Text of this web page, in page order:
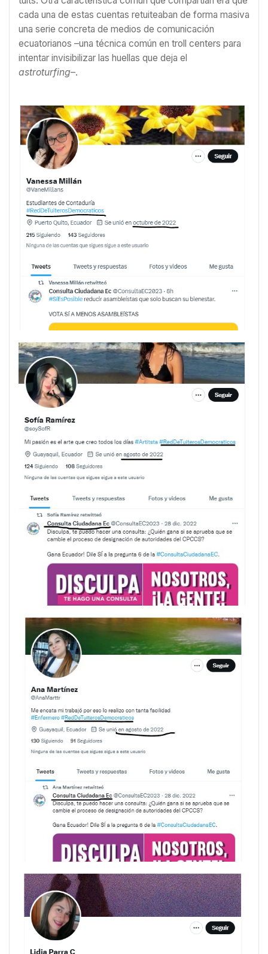
cada una de estas cuentas retuiteaban de forma masiva
una serie concreta de medios de comunicación
ecuatorianos –una técnica común en troll centers para
intentar invisibilizar las huellas que deja el
astroturfing–.